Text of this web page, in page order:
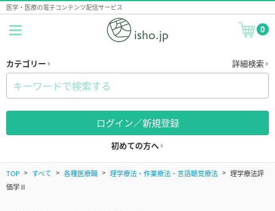
医学・医療の電子コンテンツ配信サービス
0
カテゴリー 詳細検索
ログイン／新規登録
初めての方へ
TOP すべて 各種医療職 理学療法・作業療法・言語聴覚療法
理学療法評
価学Ⅱ